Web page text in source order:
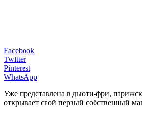
Facebook
Twitter
Pinterest
WhatsApp
Уже представлена в дьюти-фри,
открывает свой первый собственный